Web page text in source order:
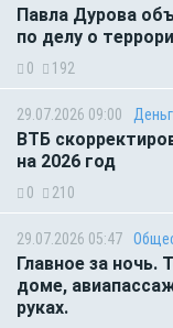
Павла Дурова
по делу о
0 192
29.07.2026 09:00
ВТБ
на 2026 год
0 210
29.07.2026 05:47
Главное за ночь.
доме,
руках.